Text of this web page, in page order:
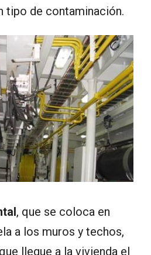
tipo de contaminación.
, que se coloca en
a los muros y techos,
llegue a la vivienda el